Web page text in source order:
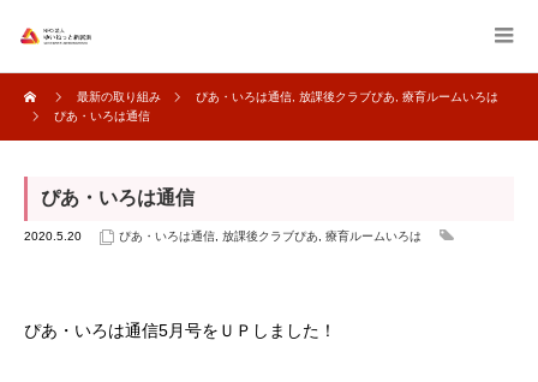
最新の取り組み ぴあ・いろは通信 放課後クラブぴあ
療育ルームいろは
ぴあ・いろは通信
ぴあ・いろは通信
2020.5.20 ぴあ・いろは通信 放課後クラブぴあ 療育ルームいろは
ぴあ・いろは通信5月号をＵＰしました！